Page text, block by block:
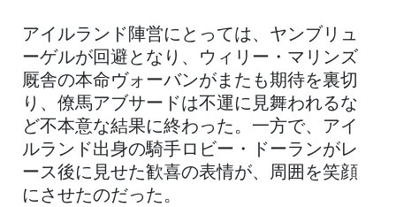
アイルランド陣営にとっては、ヤンブリュ
ーゲルが回避となり、ウィリー・マリンズ
厩舎の本命ヴォーバンがまたも期待を裏切
り、僚馬アブサードは不運に見舞われるな
ど不本意な結果に終わった。一方で、アイ
ルランド出身の騎手ロビー・ドーランがレ
ース後に見せた歓喜の表情が、周囲を笑顔
にさせたのだった。